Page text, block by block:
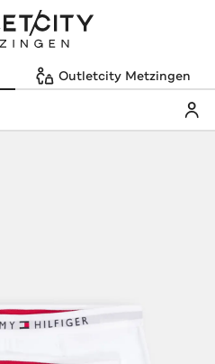
Outletcity Metzingen